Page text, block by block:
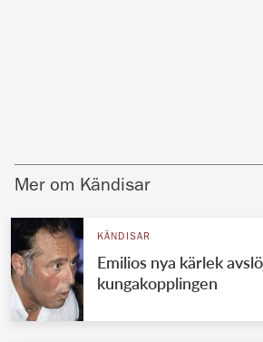
Mer om Kändisar
KÄNDISAR
Emilios nya kärlek
kungakopplingen